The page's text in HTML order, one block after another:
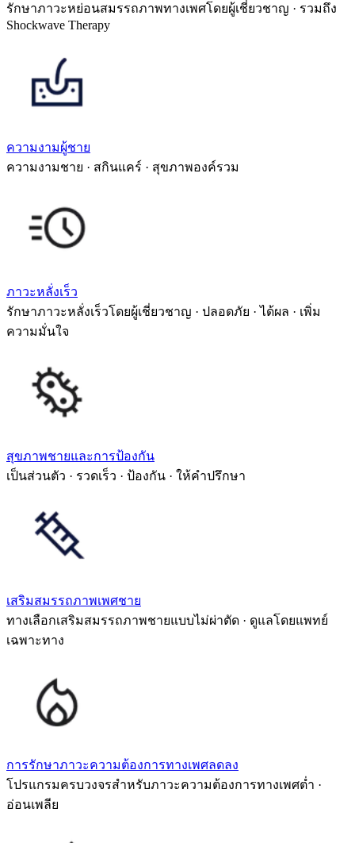
รักษาภาวะหย่อนสมรรถภาพทางเพศโดยผู้เชี่ยวชาญ · รวมถึง
Shockwave Therapy
ความงามผู้ชาย
ความงามชาย · สกินแคร์ · สุขภาพองค์รวม
ภาวะหลั่งเร็ว
รักษาภาวะหลั่งเร็วโดยผู้เชี่ยวชาญ · ปลอดภัย · ได้ผล · เพิ่ม
ความมั่นใจ
สุขภาพชายและการป้องกัน
เป็นส่วนตัว · รวดเร็ว · ป้องกัน · ให้คำปรึกษา
เสริมสมรรถภาพเพศชาย
ทางเลือกเสริมสมรรถภาพชายแบบไม่ผ่าตัด · ดูแลโดยแพทย์
เฉพาะทาง
การรักษาภาวะความต้องการทางเพศลดลง
โปรแกรมครบวงจรสำหรับภาวะความต้องการทางเพศต่ำ ·
อ่อนเพลีย